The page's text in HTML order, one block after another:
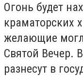
Огонь будет
краматорских
желающие
Святой Вечер.
разнесут в